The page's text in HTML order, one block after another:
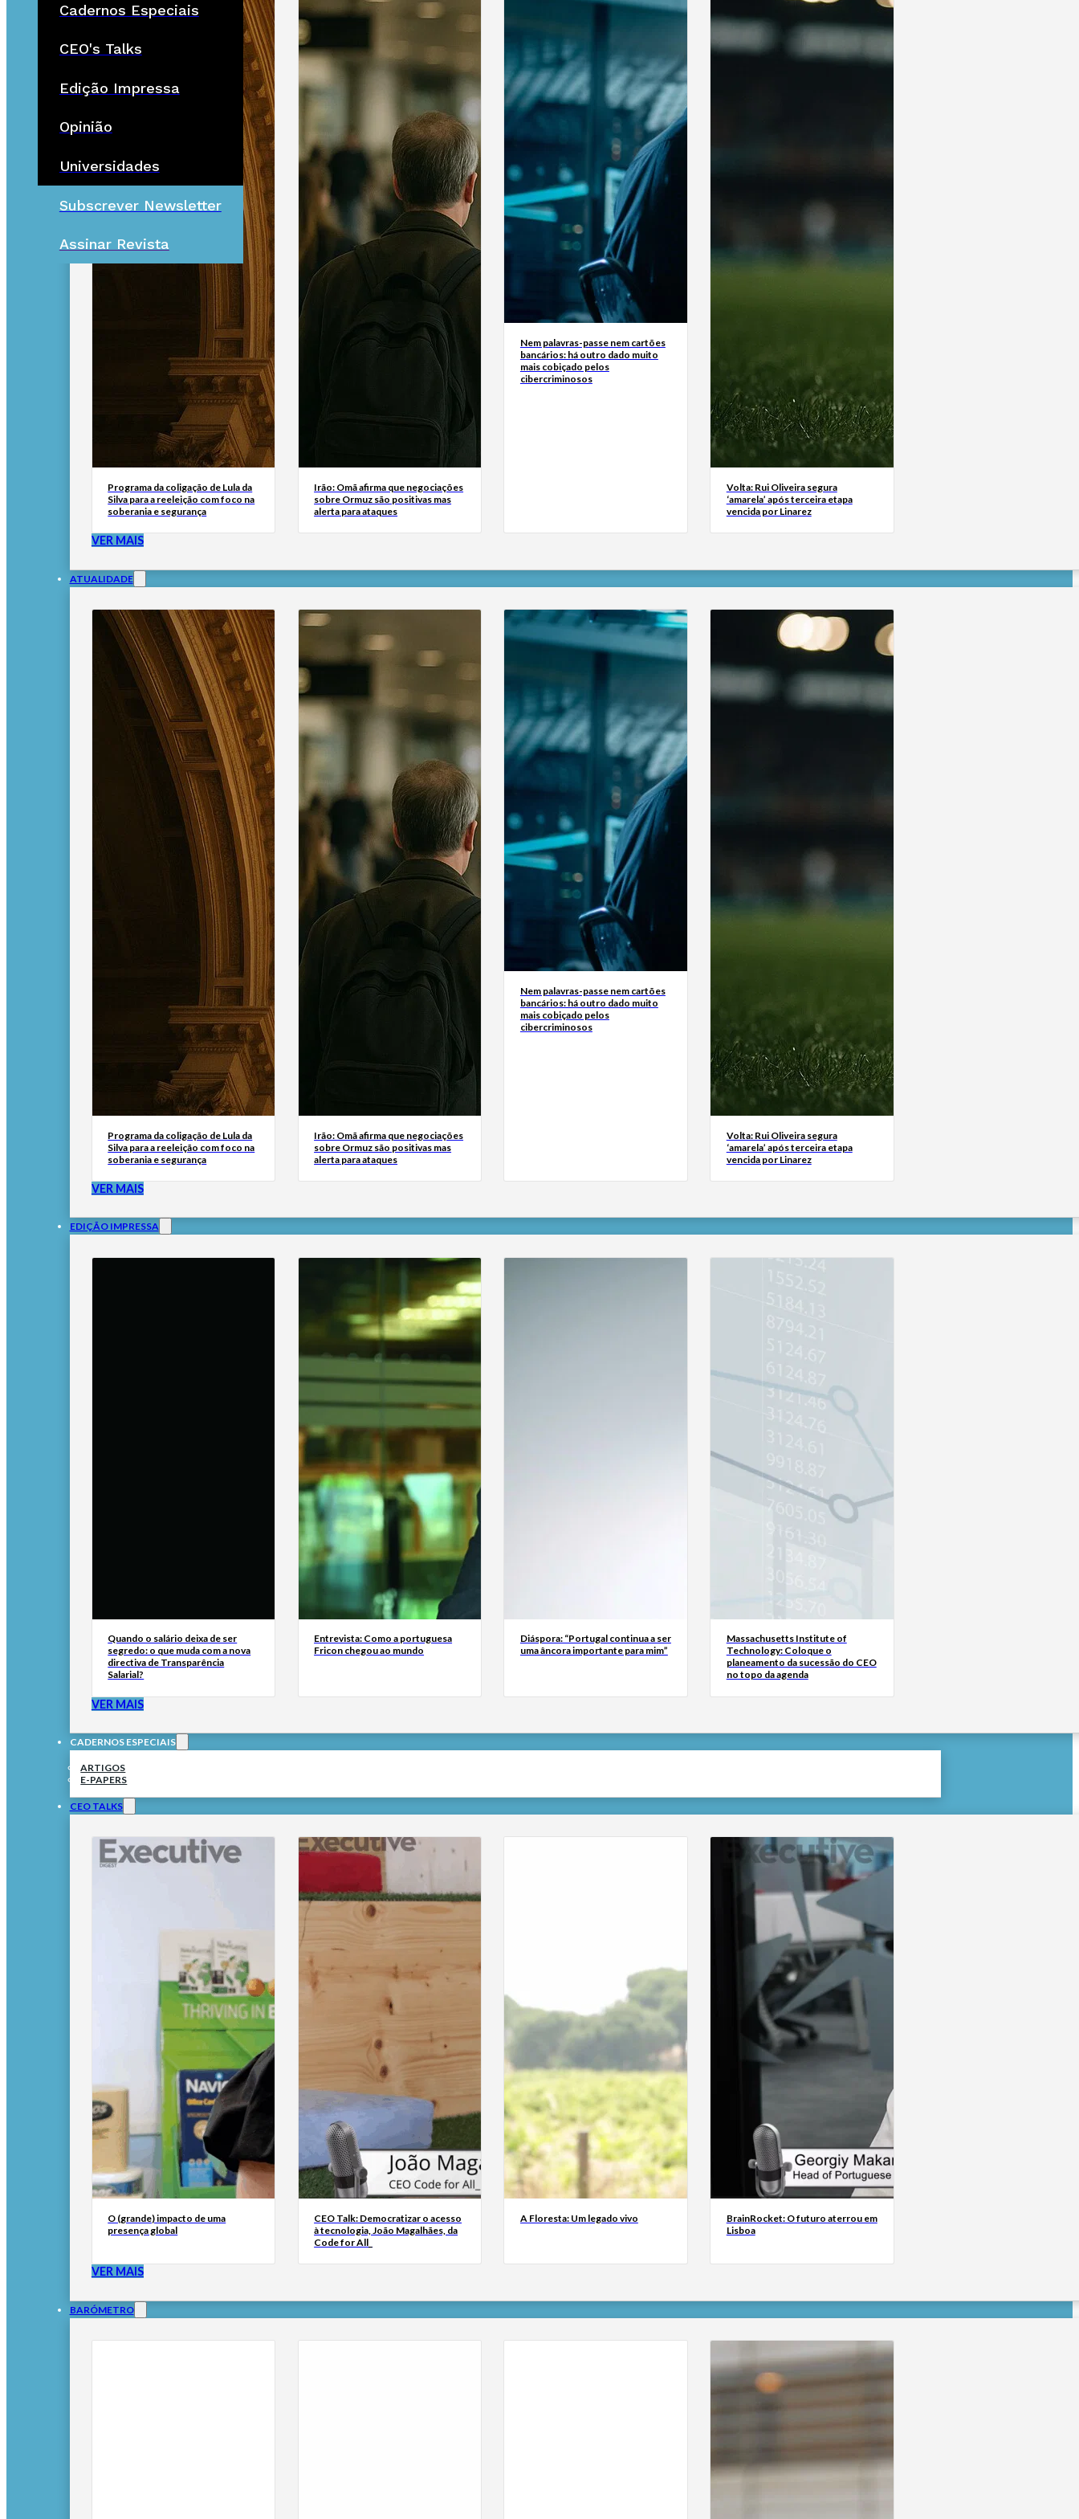
Cadernos Especiais
CEO's Talks
Edição Impressa
Opinião
Universidades
Subscrever Newsletter
Assinar Revista
Programa da coligação de Lula da
Silva para a reeleição com foco na
soberania e segurança
Irão: Omã afirma que negociações
sobre Ormuz são positivas mas
alerta para ataques
Nem palavras-passe nem cartões
bancários: há outro dado muito
mais cobiçado pelos
cibercriminosos
Volta: Rui Oliveira segura
‘amarela’ após terceira etapa
vencida por Linarez
VER MAIS
ATUALIDADE
Programa da coligação de Lula da
Silva para a reeleição com foco na
soberania e segurança
Irão: Omã afirma que negociações
sobre Ormuz são positivas mas
alerta para ataques
Nem palavras-passe nem cartões
bancários: há outro dado muito
mais cobiçado pelos
cibercriminosos
Volta: Rui Oliveira segura
‘amarela’ após terceira etapa
vencida por Linarez
VER MAIS
EDIÇÃO IMPRESSA
Quando o salário deixa de ser
segredo: o que muda com a nova
directiva de Transparência
Salarial?
Entrevista: Como a portuguesa
Fricon chegou ao mundo
Diáspora: “Portugal continua a ser
uma âncora importante para mim”
Massachusetts Institute of
Technology: Coloque o
planeamento da sucessão do CEO
no topo da agenda
VER MAIS
CADERNOS ESPECIAIS
ARTIGOS
E-PAPERS
CEO TALKS
O (grande) impacto de uma
presença global
CEO Talk: Democratizar o acesso
à tecnologia, João Magalhães, da
Code for All_
A Floresta: Um legado vivo
BrainRocket: O futuro aterrou em
Lisboa
VER MAIS
BARÓMETRO